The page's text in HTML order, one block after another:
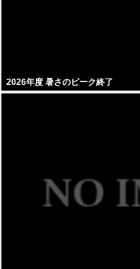
2026年度 暑さのピーク終了